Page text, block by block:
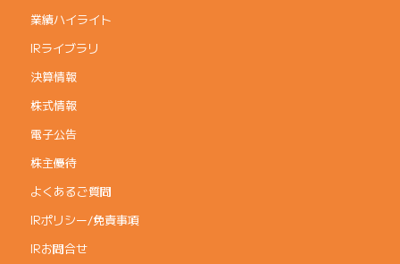
業績ハイライト
IRライブラリ
決算情報
株式情報
電子公告
株主優待
よくあるご質問
IRポリシー/免責事項
IRお問合せ